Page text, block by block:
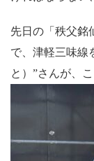
先日の「秩父銘
で、津軽三味線
と）”さんが、